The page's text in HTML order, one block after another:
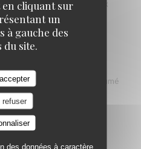
cliquant sur
un
à gauche des
du site.
refuser
des données à caractère
de Maroilles - Poulet - Noix
EUR
crevettes grises - Saumon fumé
EUR